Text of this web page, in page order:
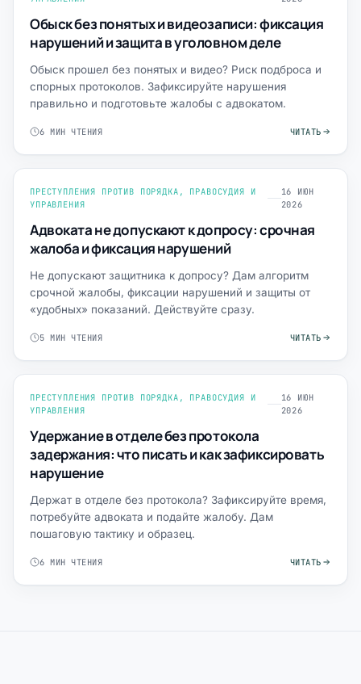
Обыск без понятых и видеозаписи: фиксация
нарушений и защита в уголовном деле
Обыск прошел без понятых и видео? Риск подброса и
спорных протоколов. Зафиксируйте нарушения
правильно и подготовьте жалобы с адвокатом.
6 МИН ЧТЕНИЯ ЧИТАТЬ
ПРЕСТУПЛЕНИЯ ПРОТИВ ПОРЯДКА, ПРАВОСУДИЯ И
УПРАВЛЕНИЯ
16 ИЮН
2026
Адвоката не допускают к допросу: срочная
жалоба и фиксация нарушений
Не допускают защитника к допросу? Дам алгоритм
срочной жалобы, фиксации нарушений и защиты от
«удобных» показаний. Действуйте сразу.
5 МИН ЧТЕНИЯ ЧИТАТЬ
ПРЕСТУПЛЕНИЯ ПРОТИВ ПОРЯДКА, ПРАВОСУДИЯ И
УПРАВЛЕНИЯ
16 ИЮН
2026
Удержание в отделе без протокола
задержания: что писать и как зафиксировать
нарушение
Держат в отделе без протокола? Зафиксируйте время,
потребуйте адвоката и подайте жалобу. Дам
пошаговую тактику и образец.
6 МИН ЧТЕНИЯ ЧИТАТЬ